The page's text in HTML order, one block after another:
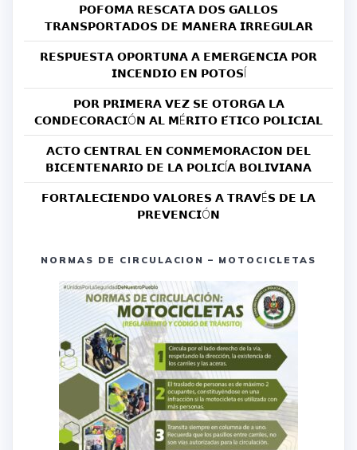
𝗣𝗢𝗙𝗢𝗠𝗔 𝗥𝗘𝗦𝗖𝗔𝗧𝗔 𝗗𝗢𝗦 𝗚𝗔𝗟𝗟𝗢𝗦
𝗧𝗥𝗔𝗡𝗦𝗣𝗢𝗥𝗧𝗔𝗗𝗢𝗦 𝗗𝗘 𝗠𝗔𝗡𝗘𝗥𝗔 𝗜𝗥𝗥𝗘𝗚𝗨𝗟𝗔𝗥
𝗥𝗘𝗦𝗣𝗨𝗘𝗦𝗧𝗔 𝗢𝗣𝗢𝗥𝗧𝗨𝗡𝗔 𝗔 𝗘𝗠𝗘𝗥𝗚𝗘𝗡𝗖𝗜𝗔 𝗣𝗢𝗥
𝗜𝗡𝗖𝗘𝗡𝗗𝗜𝗢 𝗘𝗡 𝗣𝗢𝗧𝗢𝗦Í
𝗣𝗢𝗥 𝗣𝗥𝗜𝗠𝗘𝗥𝗔 𝗩𝗘𝗭 𝗦𝗘 𝗢𝗧𝗢𝗥𝗚𝗔 𝗟𝗔
𝗖𝗢𝗡𝗗𝗘𝗖𝗢𝗥𝗔𝗖𝗜Ó𝗡 𝗔𝗟 𝗠É𝗥𝗜𝗧𝗢 𝗘́𝗧𝗜𝗖𝗢 𝗣𝗢𝗟𝗜𝗖𝗜𝗔𝗟
𝗔𝗖𝗧𝗢 𝗖𝗘𝗡𝗧𝗥𝗔𝗟 𝗘𝗡 𝗖𝗢𝗡𝗠𝗘𝗠𝗢𝗥𝗔𝗖𝗜𝗢𝗡 𝗗𝗘𝗟
𝗕𝗜𝗖𝗘𝗡𝗧𝗘𝗡𝗔𝗥𝗜𝗢 𝗗𝗘 𝗟𝗔 𝗣𝗢𝗟𝗜𝗖Í𝗔 𝗕𝗢𝗟𝗜𝗩𝗜𝗔𝗡𝗔
𝗙𝗢𝗥𝗧𝗔𝗟𝗘𝗖𝗜𝗘𝗡𝗗𝗢 𝗩𝗔𝗟𝗢𝗥𝗘𝗦 𝗔 𝗧𝗥𝗔𝗩É𝗦 𝗗𝗘 𝗟𝗔
𝗣𝗥𝗘𝗩𝗘𝗡𝗖𝗜Ó𝗡
NORMAS DE CIRCULACION – MOTOCICLETAS